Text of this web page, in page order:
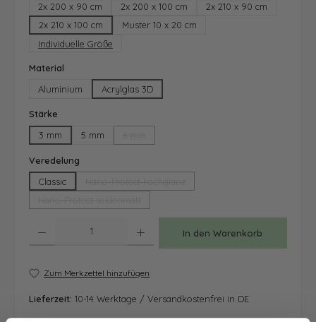
2x 200 x 90 cm
2x 200 x 100 cm
2x 210 x 90 cm
2x 210 x 100 cm
Muster 10 x 20 cm
Individuelle Größe
Material
Aluminium
Acrylglas 3D
Stärke
3 mm
5 mm
Veredelung
Classic
In den Warenkorb
Zum Merkzettel hinzufügen
Lieferzeit: 10-14 Werktage / Versandkostenfrei in DE